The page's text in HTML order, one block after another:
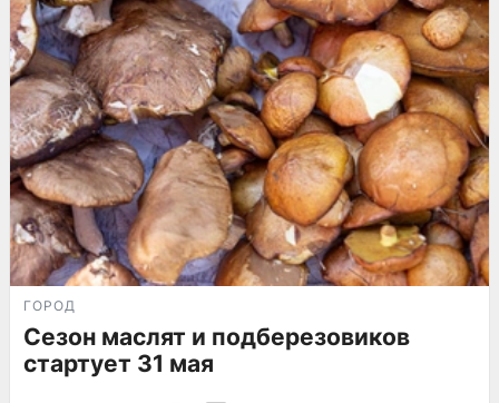
ГОРОД
Сезон маслят и подберезовиков
стартует 31 мая